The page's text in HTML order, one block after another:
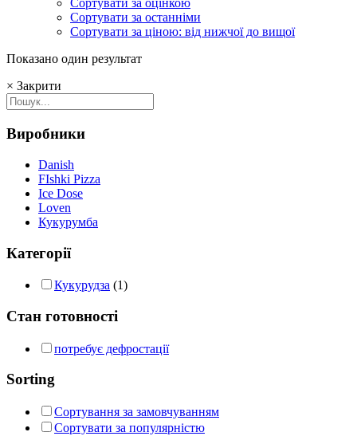
Сортувати за оцінкою
Сортувати за останніми
Сортувати за ціною: від нижчої до вищої
Показано один результат
× Закрити
Виробники
Danish
FIshki Pizza
Ice Dose
Loven
Кукурумба
Категорії
Кукурудза (1)
Стан готовності
потребує дефростації
Sorting
Сортування за замовчуванням
Сортувати за популярністю